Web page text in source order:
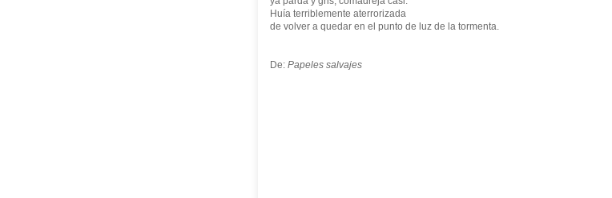
Huía terriblemente aterrorizada
de volver a quedar en el punto de luz de la tormenta.
De: Papeles salvajes